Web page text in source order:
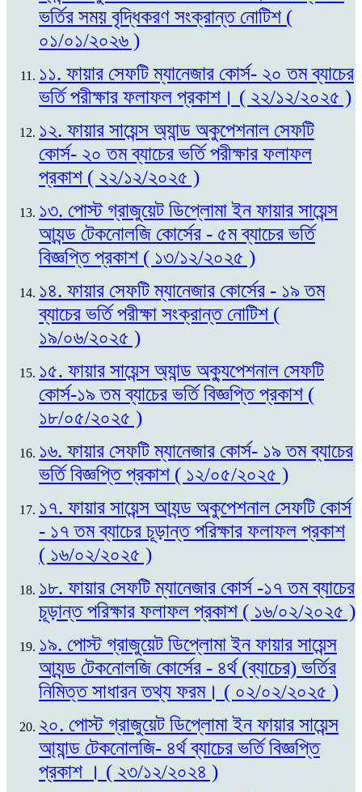
ভর্তির সময় বৃদ্ধিকরণ সংক্রান্ত নোটিশ (
০১/০১/২০২৬ )
১১. ফায়ার সেফটি ম্যানেজার কোর্স- ২০ তম ব্যাচের
ভর্তি পরীক্ষার ফলাফল প্রকাশ। ( ২২/১২/২০২৫ )
১২. ফায়ার সায়েন্স অ্যান্ড অকুপেশনাল সেফটি
কোর্স- ২০ তম ব্যাচের ভর্তি পরীক্ষার ফলাফল
প্রকাশ ( ২২/১২/২০২৫ )
১৩. পোস্ট গ্রাজুয়েট ডিপ্লোমা ইন ফায়ার সায়েন্স
আ্যন্ড টেকনোলজি কোর্সের - ৫ম ব্যাচের ভর্তি
বিজ্ঞপ্তি প্রকাশ ( ১৩/১২/২০২৫ )
১৪. ফায়ার সেফটি ম্যানেজার কোর্সের - ১৯ তম
ব্যাচের ভর্তি পরীক্ষা সংক্রান্ত নোটিশ (
১৯/০৬/২০২৫ )
১৫. ফায়ার সায়েন্স অ্যান্ড অক্যুপেশনাল সেফটি
কোর্স-১৯ তম ব্যাচের ভর্তি বিজ্ঞপ্তি প্রকাশ (
১৮/০৫/২০২৫ )
১৬. ফায়ার সেফটি ম্যানেজার কোর্স- ১৯ তম ব্যাচের
ভর্তি বিজ্ঞপ্তি প্রকাশ ( ১২/০৫/২০২৫ )
১৭. ফায়ার সায়েন্স আ্যন্ড অকুপেশনাল সেফটি কোর্স
- ১৭ তম ব্যাচের চূড়ান্ত পরিক্ষার ফলাফল প্রকাশ
( ১৬/০২/২০২৫ )
১৮. ফায়ার সেফটি ম্যানেজার কোর্স -১৭ তম ব্যাচের
চূড়ান্ত পরিক্ষার ফলাফল প্রকাশ ( ১৬/০২/২০২৫ )
১৯. পোস্ট গ্রাজুয়েট ডিপ্লোমা ইন ফায়ার সায়েন্স
আ্যন্ড টেকনোলজি কোর্সের - ৪র্থ (ব্যাচের) ভর্তির
নিমিত্ত সাধারন তথ্য ফরম। ( ০২/০২/২০২৫ )
২০. পোস্ট গ্রাজুয়েট ডিপ্লোমা ইন ফায়ার সায়েন্স
আ্যান্ড টেকনোলজি- ৪র্থ ব্যাচের ভর্তি বিজ্ঞপ্তি
প্রকাশ । ( ২৩/১২/২০২৪ )